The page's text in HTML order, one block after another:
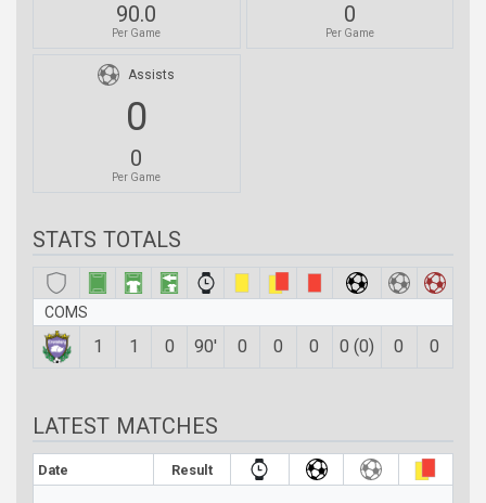
90.0
Per Game
0
Per Game
Assists
0
0
Per Game
STATS TOTALS
COMS
1 1 0 90′ 0 0 0 0 (0) 0 0
LATEST MATCHES
Date Result